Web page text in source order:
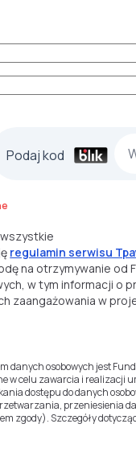
Podaj kod
regulamin serwisu
na otrzymywanie od
w tym informacji o
zaangażowania w
danych osobowych jest
w celu zawarcia i realizacji
dostępu do danych
przeniesienia
zgody). Szczegóły